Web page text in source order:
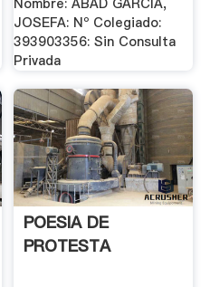
JOSEFA: Nº Colegiado:
393903356: Sin Consulta
Privada
POESIA DE
PROTESTA